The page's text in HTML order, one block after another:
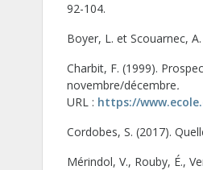
92-104.
Boyer, L. et Scouarnec,
Charbit, F. (1999).
novembre/décembre.
URL : https://
Cordobes, S. (2017).
Mérindol, V., Rouby, É.,